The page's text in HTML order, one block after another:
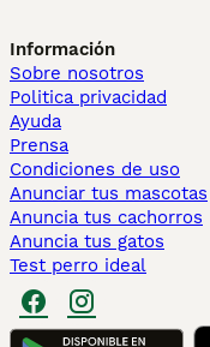
Información
Sobre nosotros
Politica privacidad
Ayuda
Prensa
Condiciones de uso
Anunciar tus mascotas
Anuncia tus cachorros
Anuncia tus gatos
Test perro ideal